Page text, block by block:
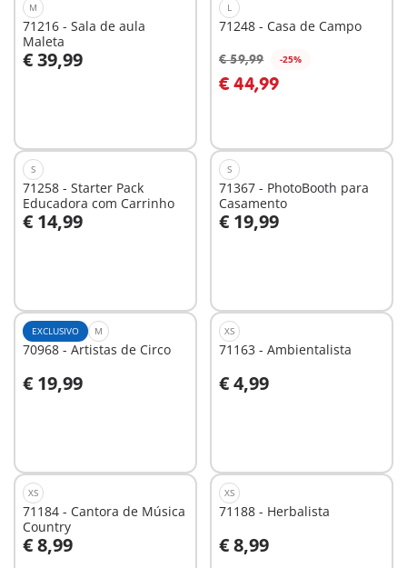
M
71216 - Sala de aula
Maleta
€ 39,99
L
71248 - Casa de Campo
€ 59,99 -25%
€ 44,99
S
71258 - Starter Pack
Educadora com Carrinho
€ 14,99
S
71367 - PhotoBooth para
Casamento
€ 19,99
EXCLUSIVO M
70968 - Artistas de Circo
€ 19,99
XS
71163 - Ambientalista
€ 4,99
XS
71184 - Cantora de Música
Country
€ 8,99
XS
71188 - Herbalista
€ 8,99